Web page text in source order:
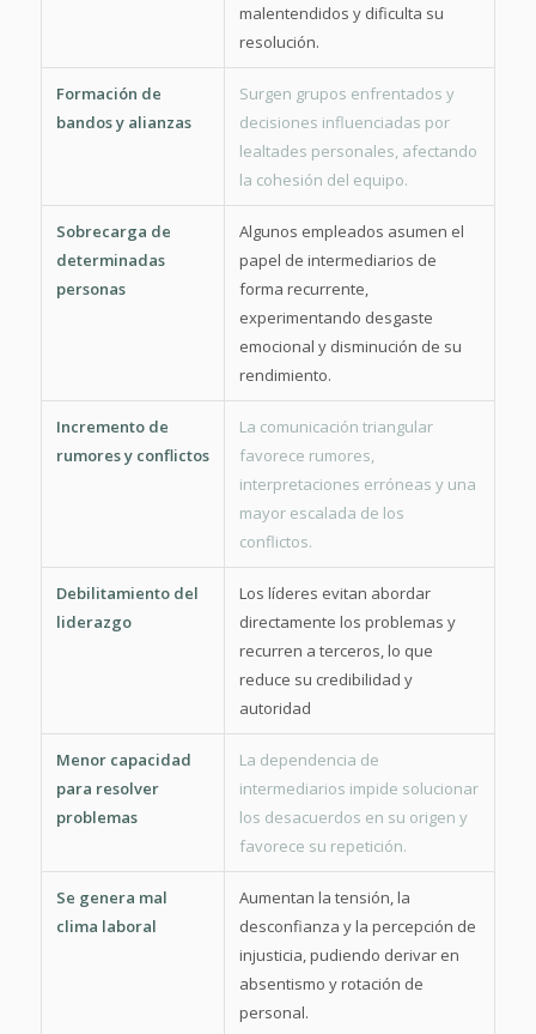
malentendidos y dificulta su
resolución.
Formación de
bandos y alianzas
Surgen grupos enfrentados y
decisiones influenciadas por
lealtades personales, afectando
la cohesión del equipo.
Sobrecarga de
determinadas
personas
Algunos empleados asumen el
papel de intermediarios de
forma recurrente,
experimentando desgaste
emocional y disminución de su
rendimiento.
Incremento de
rumores y conflictos
La comunicación triangular
favorece rumores,
interpretaciones erróneas y una
mayor escalada de los
conflictos.
Debilitamiento del
liderazgo
Los líderes evitan abordar
directamente los problemas y
recurren a terceros, lo que
reduce su credibilidad y
autoridad
Menor capacidad
para resolver
problemas
La dependencia de
intermediarios impide solucionar
los desacuerdos en su origen y
favorece su repetición.
Se genera mal
clima laboral
Aumentan la tensión, la
desconfianza y la percepción de
injusticia, pudiendo derivar en
absentismo y rotación de
personal.